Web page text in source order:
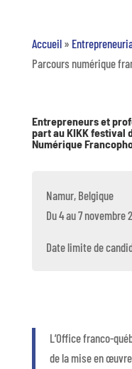
Accueil»
Parcours numérique
Entrepreneurs et
part au KIKK festival
Numérique
Namur, Belgique
Du 4 au 7 novembre
Date limite de
L’Office franco-
de la mise en